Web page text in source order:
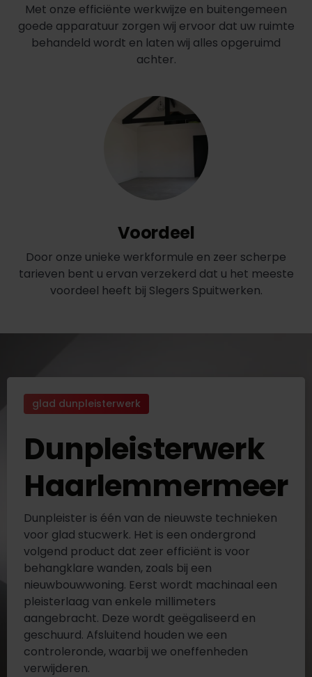
Met onze efficiënte werkwijze en buitengemeen
goede apparatuur zorgen wij ervoor dat uw ruimte
behandeld wordt en laten wij alles opgeruimd
achter.
Voordeel
Door onze unieke werkformule en zeer scherpe
tarieven bent u ervan verzekerd dat u het meeste
voordeel heeft bij Slegers Spuitwerken.
glad dunpleisterwerk
Dunpleisterwerk
Haarlemmermeer
Dunpleister is één van de nieuwste technieken
voor glad stucwerk. Het is een ondergrond
volgend product dat zeer efficiënt is voor
behangklare wanden, zoals bij een
nieuwbouwwoning. Eerst wordt machinaal een
pleisterlaag van enkele millimeters
aangebracht. Deze wordt geëgaliseerd en
geschuurd. Afsluitend houden we een
controleronde, waarbij we oneffenheden
verwijderen.